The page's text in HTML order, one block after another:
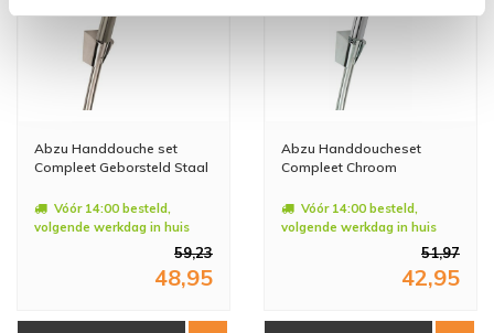
Abzu Handdouche set
Compleet Geborsteld Staal
Vóór 14:00 besteld,
volgende werkdag in huis
59,23
48,95
Abzu Handdoucheset
Compleet Chroom
Vóór 14:00 besteld,
volgende werkdag in huis
51,97
42,95